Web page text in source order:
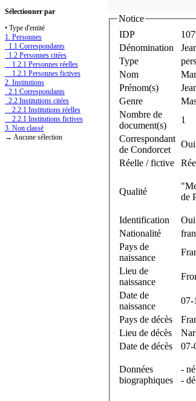
Sélectionner par
• Type d'entité
1. Personnes
1.1 Correspondants
1.2 Personnes citées
1.2.1 Personnes réelles
1.2.1 Personnes fictives
2. Institutions
2.1 Correspondants
2.2 Institutions citées
2.2.1 Institutions réelles
2.2.1 Institutions fictives
3. Non classé
→ Aucune sélection
Notice
IDP
Dénomination
Type
Nom
Prénom(s)
Genre
Nombre de
document(s)
1
Correspondant
de Condorcet
Oui
Réelle / fictive
Qualité
de
Identification
Oui
Nationalité
Pays de
naissance
Lieu de
naissance
Date de
naissance
07-
Pays de décès
Lieu de décès
Date de décès
07-
Données
biographiques
-
-